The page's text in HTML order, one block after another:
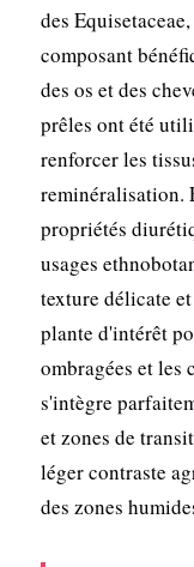
des
composant
des os et des
prêles ont été
renforcer les
reminéralisation.
propriétés
usages
texture délicate
plante d'intérêt
ombragées et les
s'intègre
et zones de
léger contraste
des zones